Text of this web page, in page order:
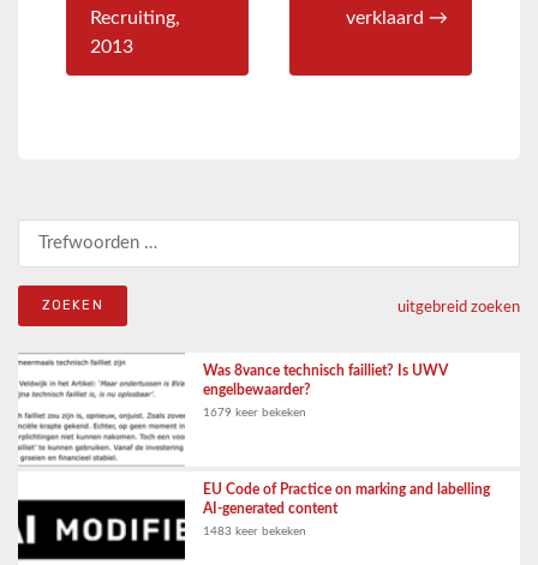
Recruiting,
2013
verklaard →
uitgebreid zoeken
Was 8vance technisch failliet? Is UWV
engelbewaarder?
1679 keer bekeken
EU Code of Practice on marking and labelling
AI-generated content
1483 keer bekeken